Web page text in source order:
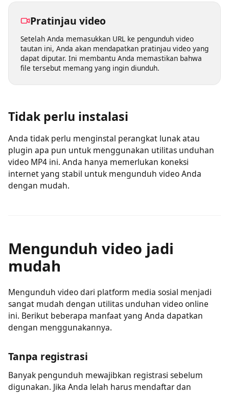
bepergian.
Pratinjau video
dapat diputar. Ini membantu Anda memastikan bahwa
file tersebut memang yang ingin diunduh.
Tidak perlu instalasi
Anda tidak perlu menginstal perangkat lunak atau
dengan mudah.
Mengunduh video jadi
mudah
Mengunduh video dari platform media sosial menjadi
sangat mudah dengan utilitas unduhan video online
ini. Berikut beberapa manfaat yang Anda dapatkan
dengan menggunakannya.